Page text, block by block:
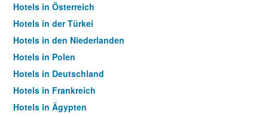
Hotels in Österreich
Hotels in der Türkei
Hotels in den Niederlanden
Hotels in Polen
Hotels in Deutschland
Hotels in Frankreich
Hotels in Ägypten